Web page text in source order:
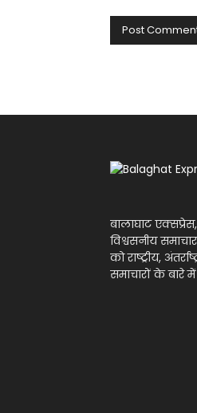
बालाघाट
विश्वसनीय
को राष्ट्रीय,
समाचारों के बारे